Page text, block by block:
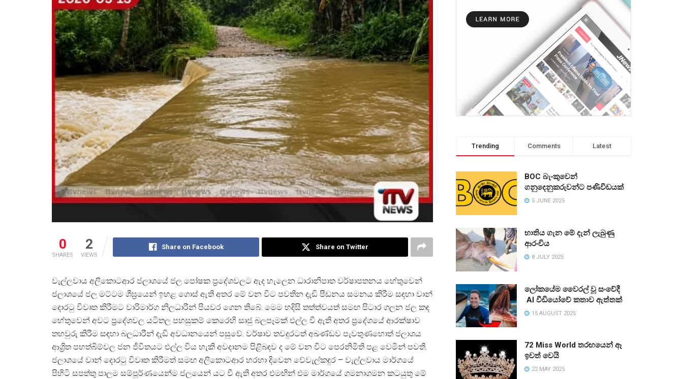
0
SHARES
2
VIEWS
Share on Facebook Share on Twitter
වැල්ලවාය අලිකොටආර ජලාශයේ ජල පෝෂක ප්රදේශවලට ඇද හැලෙන ධාරානිපාත වර්ෂාපතනය හේතුවෙන්
ජලාශයේ ජල මට්ටම ශීඝ්රයෙන් ඉහළ ගොස් ඇති අතර මේ වන විට පවතින දැඩි පීඩනය සමනය කිරීම සඳහා වාන්
දොරටු විවෘත කිරීමට වාරිමාර්ග නිලධාරීන් පියවර ගෙන තිබේ. මෙම හදිසි තත්ත්වයත් සමඟ පිටාර ගලන ජල කඳ
හේතුවෙන් අවට ප්රදේශවල යටිතල පහසුකම් කෙරෙහි සෘජු බලපෑමක් එල්ල වී ඇති අතර ප්රදේශයේ ආරක්ෂාව
තහවුරු කිරීම සඳහා බලධාරීන් දැඩි අවධානයෙන් පසුවේ. වර්ෂාව තවදුරටත් අඛණ්ඩව පැවතුණහොත් ජලාශය
ආශ්රිත පහත්බිම්වල ජන ජීවිතයට එල්ල විය හැකි අවදානම පිළිබඳව ද මේ වන විට පෙරනිමිති පළ වෙමින් පවතී.
ජලාශයේ වාන් දොරටු විවෘත කිරීමත් සමඟ අලිකොටආර හරහා දිවෙන වේවැල්කඳුර – වැල්ලවාය මාර්ගයේ
පිහිටි සපත්තු පාලම සම්පූර්ණයෙන්ම ජලයෙන් යට වී ඇති අතර එමඟින් එම මාර්ගයේ ගමනාගමන කටයුතු මේ
Trending Comments Latest
BOC බැංකුවෙන්
ගනුදෙනුකරුවන්ට පණිවිඩයක්
5 JUNE 2025
භාතිය ගැන මේ දැන් ලැබුණු
ආරංචිය
8 JULY 2025
ලෝකයේම වෛරල් වූ සංවේදී
AI වීඩියෝවේ කතාව ඇත්තක්
15 AUGUST 2025
72 Miss World තරඟයෙන් ඈ
ඉවත් වෙයි
22 MAY 2025